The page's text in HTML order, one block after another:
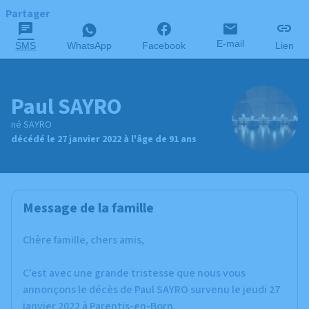
Partager
SMS WhatsApp Facebook E-mail Lien
Paul SAYRO
né SAYRO
décédé le 27 janvier 2022 à l'âge de 91 ans
Message de la famille
Chère famille, chers amis,
C’est avec une grande tristesse que nous vous
annonçons le décès de Paul SAYRO survenu le jeudi 27